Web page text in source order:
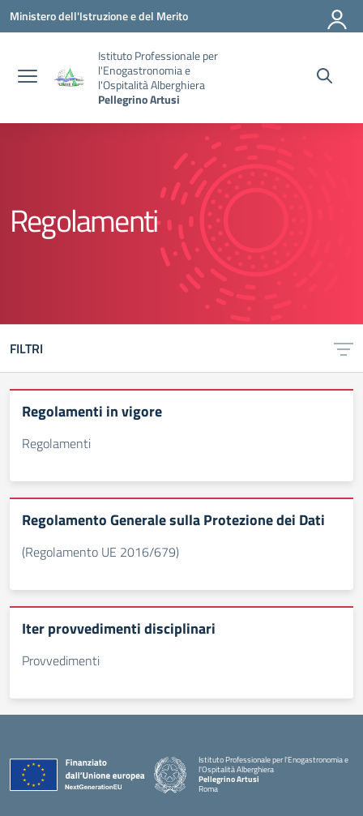
Vai ai contenuti
Vai al menu di navigazione
Vai al footer
Ministero dell'Istruzione e del Merito
Istituto Professionale per
l'Enogastronomia e
l'Ospitalità Alberghiera
Pellegrino Artusi
Regolamenti
FILTRI
Regolamenti in vigore
Regolamenti
Regolamento Generale sulla Protezione dei Dati
(Regolamento UE 2016/679)
Iter provvedimenti disciplinari
Provvedimenti
Istituto Professionale per l'Enogastronomia e
l'Ospitalità Alberghiera
Pellegrino Artusi
Roma